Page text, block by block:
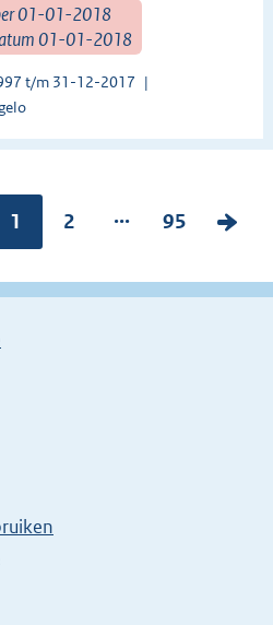
01-01-2018
01-01-2018
t/m 31-12-2017
Pagina:
1
P
g
2 ...
P
g
95
V
l